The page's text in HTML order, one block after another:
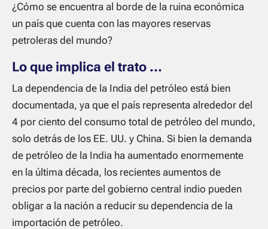
¿Cómo se encuentra al borde de la ruina económica
un país que cuenta con las mayores reservas
petroleras del mundo?
Lo que implica el trato …
La dependencia de la India del petróleo está bien
documentada, ya que el país representa alrededor del
4 por ciento del consumo total de petróleo del mundo,
solo detrás de los EE. UU. y China. Si bien la demanda
de petróleo de la India ha aumentado enormemente
en la última década, los recientes aumentos de
precios por parte del gobierno central indio pueden
obligar a la nación a reducir su dependencia de la
importación de petróleo.